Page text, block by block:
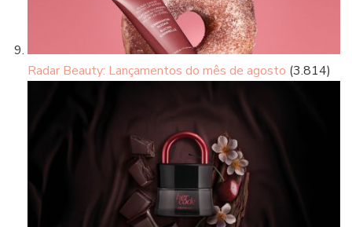
Radar Beauty: Lançamentos do mês de agosto (3.814)